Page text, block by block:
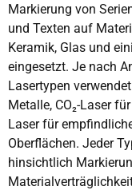
Markierung von
und Texten auf
Keramik, Glas und
eingesetzt. Je nach
Lasertypen
Metalle, CO₂-Laser
Laser für
Oberflächen. Jeder
hinsichtlich